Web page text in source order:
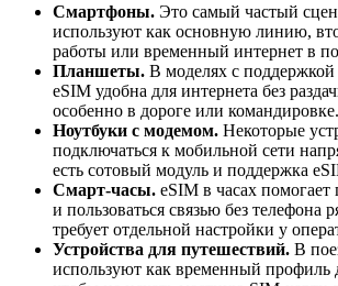
Смартфоны. Это самый частый
используют как основную линию,
работы или временный интернет в
Планшеты. В моделях с
eSIM удобна для интернета без
особенно в дороге или командировке.
Ноутбуки с модемом. Некоторые
подключаться к мобильной сети
есть сотовый модуль и поддержка
Смарт-часы. eSIM в часах
и пользоваться связью без телефона
требует отдельной настройки у
Устройства для путешествий. В
используют как временный профиль